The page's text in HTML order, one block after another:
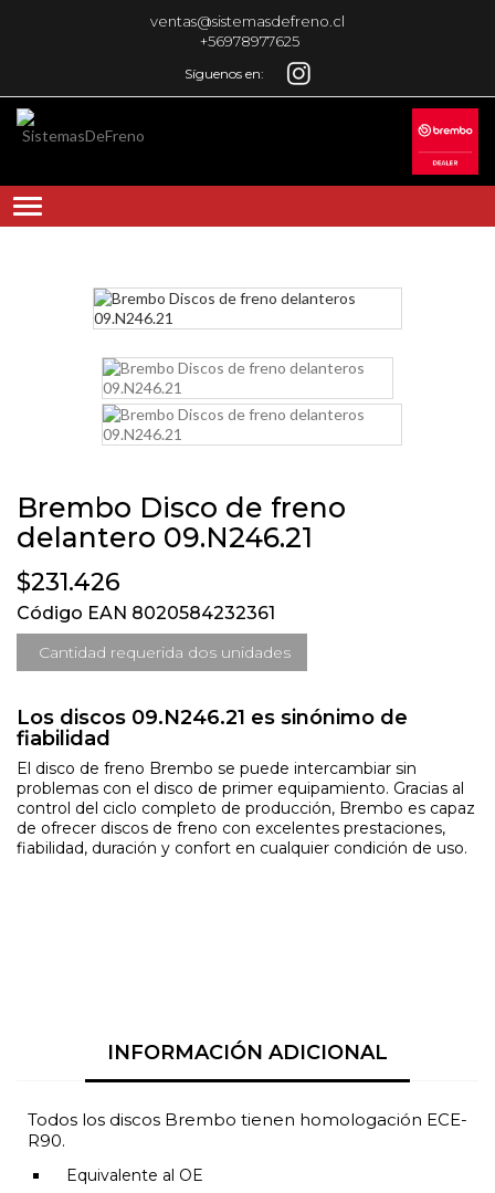
ventas@sistemasdefreno.cl
+56978977625
Síguenos en:
Brembo Disco de freno
delantero 09.N246.21
$231.426
Código EAN 8020584232361
Cantidad requerida dos unidades
Los discos 09.N246.21 es sinónimo de
fiabilidad
El disco de freno Brembo se puede intercambiar sin
problemas con el disco de primer equipamiento. Gracias al
control del ciclo completo de producción, Brembo es capaz
de ofrecer discos de freno con excelentes prestaciones,
fiabilidad, duración y confort en cualquier condición de uso.
INFORMACIÓN ADICIONAL
Todos los discos Brembo tienen homologación ECE-
R90.
Equivalente al OE